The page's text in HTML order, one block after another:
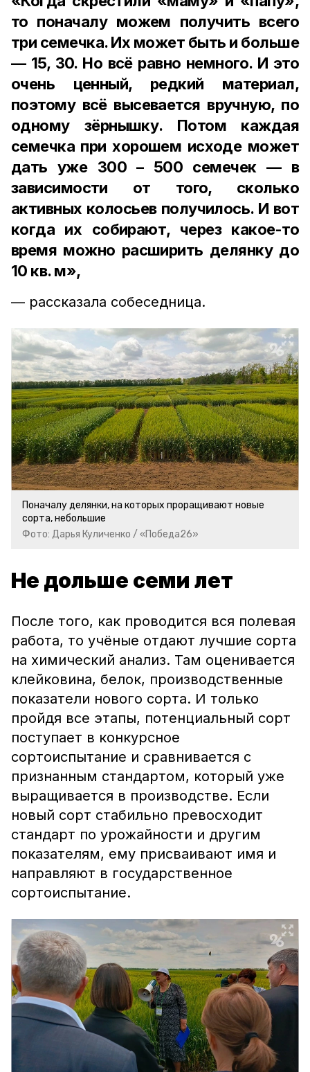
то поначалу можем получить всего
три семечка. Их может быть и больше
— 15, 30. Но всё равно немного. И это
очень ценный, редкий материал,
поэтому всё высевается вручную, по
одному зёрнышку. Потом каждая
семечка при хорошем исходе может
дать уже 300 – 500 семечек — в
зависимости от того, сколько
активных колосьев получилось. И вот
когда их собирают, через какое-то
время можно расширить делянку до
10 кв. м»,
— рассказала собеседница.
Поначалу делянки, на которых проращивают новые
сорта, небольшие
Фото: Дарья Куличенко / «Победа26»
Не дольше семи лет
После того, как проводится вся полевая
работа, то учёные отдают лучшие сорта
на химический анализ. Там оценивается
клейковина, белок, производственные
показатели нового сорта. И только
пройдя все этапы, потенциальный сорт
поступает в конкурсное
сортоиспытание и сравнивается с
признанным стандартом, который уже
выращивается в производстве. Если
новый сорт стабильно превосходит
стандарт по урожайности и другим
показателям, ему присваивают имя и
направляют в государственное
сортоиспытание.